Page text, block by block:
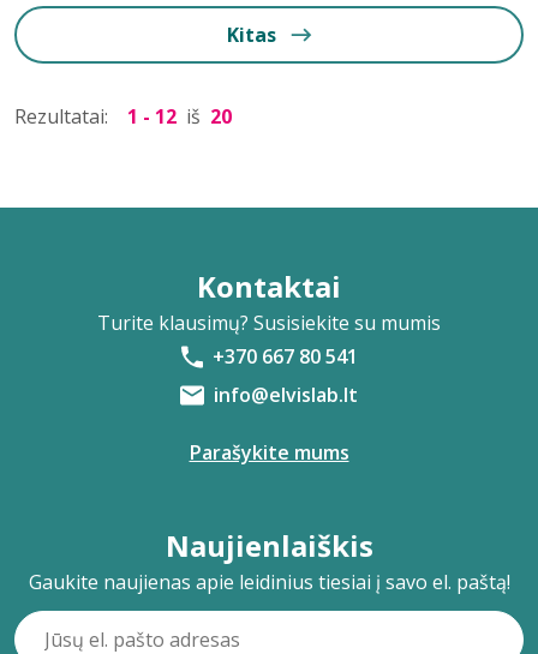
Kitas
Rezultatai: 1 - 12 iš 20
Kontaktai
Turite klausimų? Susisiekite su mumis
+370 667 80 541
info@elvislab.lt
Parašykite mums
Naujienlaiškis
Gaukite naujienas apie leidinius tiesiai į savo el. paštą!